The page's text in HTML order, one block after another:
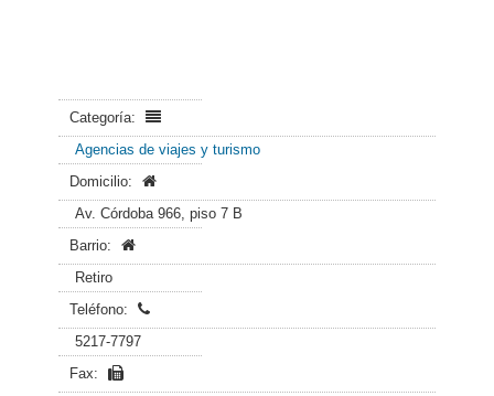
Categoría:
Agencias de viajes y turismo
Domicilio:
Av. Córdoba 966, piso 7 B
Barrio:
Retiro
Teléfono:
5217-7797
Fax: